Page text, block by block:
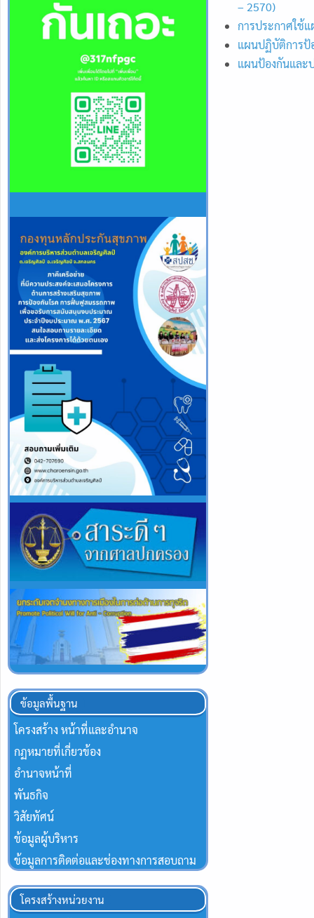
– 2570)
การประกาศใช้
แผนปฏิบัติการป้
แผนป้องกันและ
ข้อมูลพื้นฐาน
โครงสร้าง หน้าที่และอำนาจ
กฏหมายที่เกี่ยวข้อง
อำนาจหน้าที่
พันธกิจ
วิสัยทัศน์
ข้อมูลผู้บริหาร
ข้อมูลการติดต่อและช่องทางการสอบถาม
โครงสร้างหน่วยงาน